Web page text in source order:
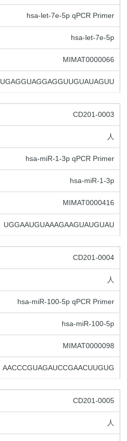
hsa-let-7e-5p qPCR Primer
hsa-let-7e-5p
MIMAT0000066
UGAGGUAGGAGGUUGUAUAGUU
CD201-0003
人
hsa-miR-1-3p qPCR Primer
hsa-miR-1-3p
MIMAT0000416
UGGAAUGUAAAGAAGUAUGUAU
CD201-0004
人
hsa-miR-100-5p qPCR Primer
hsa-miR-100-5p
MIMAT0000098
AACCCGUAGAUCCGAACUUGUG
CD201-0005
人